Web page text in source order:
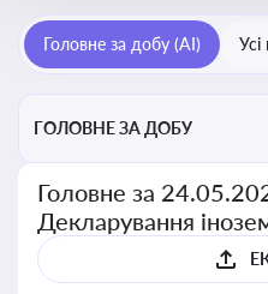
уникнення подвійного
Головне за добу (AI) Усі
ГОЛОВНЕ ЗА ДОБУ
Головне за
Декларування